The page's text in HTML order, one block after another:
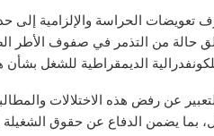
الحراسة والإلزامية إلى
حالة من التذمر في صفوف الأطر
الديمقراطية للشغل بشأن
عن رفض هذه الاختلالات
بما يضمن الدفاع عن حقوق
حيف
النظام